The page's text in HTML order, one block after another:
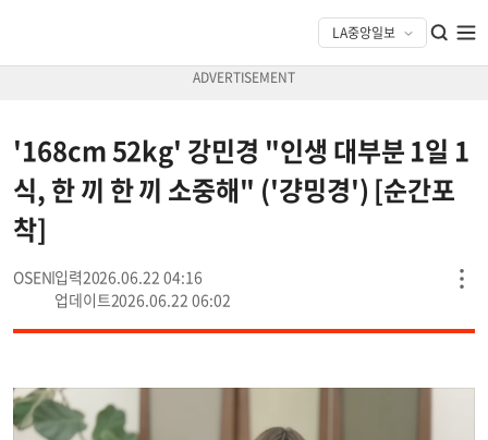
'168cm 52kg' 강민경 "인생 대부분 1일 1
식, 한 끼 한 끼 소중해" ('걍밍경') [순간포
착]
OSEN
2026.06.22 04:16
2026.06.22 06:02